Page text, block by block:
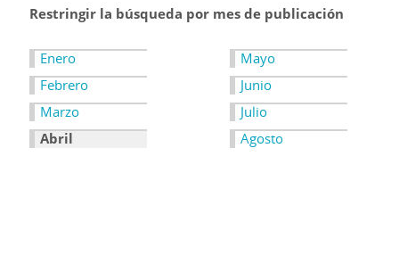
Restringir la búsqueda por mes de publicación
Enero
Febrero
Marzo
Abril
Mayo
Junio
Julio
Agosto